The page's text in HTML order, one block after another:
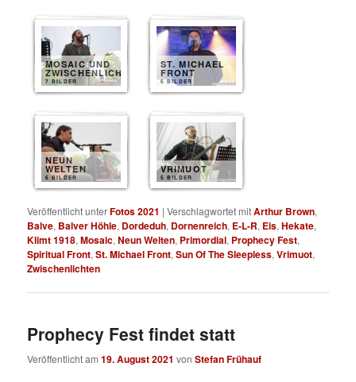
MOSAIC UND
ZWISCHENLICHTEN
7 BILDER
ST. MICHAEL
FRONT
6 BILDER
NEUN
WELTEN
6 BILDER
VRIMUOT
5 BILDER
Veröffentlicht unterFotos 2021 |Verschlagwortet mitArthur Brown,
Balve, Balver Höhle, Dordeduh, Dornenreich, E-L-R, Eis,Hekate,
Klimt 1918,Mosaic,Neun Welten, Primordial, Prophecy Fest,
Spiritual Front,St. Michael Front,Sun Of The Sleepless,Vrimuot,
Zwischenlichten
Prophecy Fest findet statt
Veröffentlicht am19. August 2021 vonStefan Frühauf